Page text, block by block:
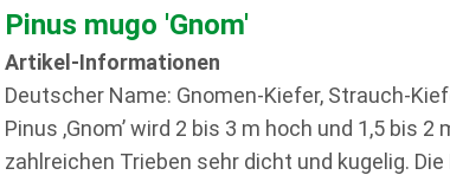
Pinus mugo 'Gnom'
Artikel-Informationen
Deutscher Name: Gnomen-Kiefer, Strauch-
Pinus ,Gnom’ wird 2 bis 3 m hoch und 1,5 bis
zahlreichen Trieben sehr dicht und kugelig.